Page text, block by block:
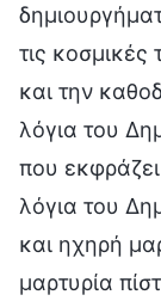
τις κοσμικές
και την
λόγια του
που
λόγια του
και ηχηρή
μαρτυρία